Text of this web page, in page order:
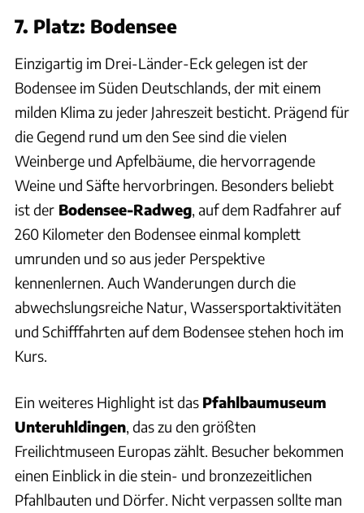
7. Platz: Bodensee
Einzigartig im Drei-Länder-Eck gelegen ist der
Bodensee im Süden Deutschlands, der mit einem
milden Klima zu jeder Jahreszeit besticht. Prägend für
die Gegend rund um den See sind die vielen
Weinberge und Apfelbäume, die hervorragende
Weine und Säfte hervorbringen. Besonders beliebt
ist der Bodensee-Radweg, auf dem Radfahrer auf
260 Kilometer den Bodensee einmal komplett
umrunden und so aus jeder Perspektive
kennenlernen. Auch Wanderungen durch die
abwechslungsreiche Natur, Wassersportaktivitäten
und Schifffahrten auf dem Bodensee stehen hoch im
Kurs.
Ein weiteres Highlight ist das Pfahlbaumuseum
Unteruhldingen, das zu den größten
Freilichtmuseen Europas zählt. Besucher bekommen
einen Einblick in die stein- und bronzezeitlichen
Pfahlbauten und Dörfer. Nicht verpassen sollte man